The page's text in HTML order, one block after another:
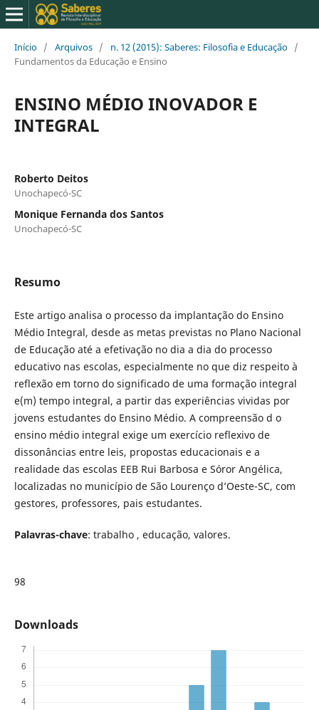
Início / Arquivos / n. 12 (2015): Saberes: Filosofia e Educação /
Fundamentos da Educação e Ensino
ENSINO MÉDIO INOVADOR E
INTEGRAL
Roberto Deitos
Unochapecó-SC
Monique Fernanda dos Santos
Unochapecó-SC
Resumo
Este artigo analisa o processo da implantação do Ensino
Médio Integral, desde as metas previstas no Plano Nacional
de Educação até a efetivação no dia a dia do processo
educativo nas escolas, especialmente no que diz respeito à
reflexão em torno do significado de uma formação integral
e(m) tempo integral, a partir das experiências vividas por
jovens estudantes do Ensino Médio. A compreensão d o
ensino médio integral exige um exercício reflexivo de
dissonâncias entre leis, propostas educacionais e a
realidade das escolas EEB Rui Barbosa e Sóror Angélica,
localizadas no município de São Lourenço d’Oeste-SC, com
gestores, professores, pais estudantes.
Palavras-chave: trabalho , educação, valores.
98
Downloads